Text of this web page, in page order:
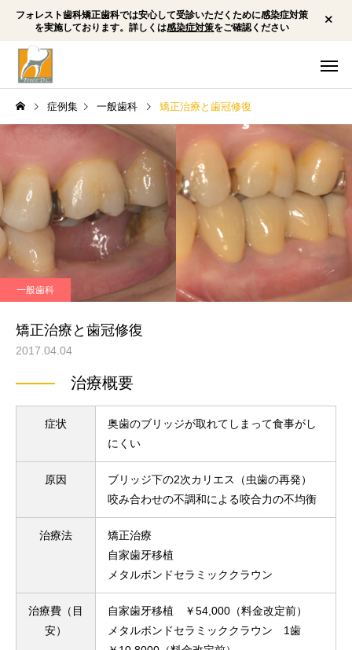
フォレスト歯科矯正歯科では安心して受診いただくために感染症対策
を実施しております。詳しくは感染症対策をご確認ください
一般・小児歯科 予防歯
矯正歯科
小児矯正 下顎劣成長 前
歯の前突感 下唇を咬む
癖 歯ぎしり 顎関節症
矯正歯科
顎変形症 外科矯正
前突（受け口/反対咬
症例集 一般歯科 矯正治療と歯冠修復
一般歯科
矯正治療と歯冠修復
2017.04.04
治療概要
症状
奥歯のブリッジが取れてしまって食事がし
にくい
原因
ブリッジ下の2次カリエス（虫歯の再発）
咬み合わせの不調和による咬合力の不均衡
治療法
矯正治療
自家歯牙移植
メタルボンドセラミッククラウン
治療費（目
安）
自家歯牙移植 ￥54,000（料金改定前）
メタルボンドセラミッククラウン 1歯